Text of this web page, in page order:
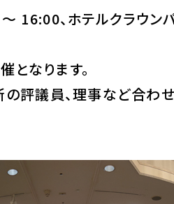
、ホテルクラウンパ
なります。
評議員、理事など合わ